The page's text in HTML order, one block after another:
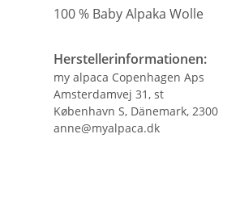
100 % Baby Alpaka Wolle
Herstellerinformationen:
my alpaca Copenhagen Aps
Amsterdamvej 31, st
København S, Dänemark, 2300
anne@myalpaca.dk